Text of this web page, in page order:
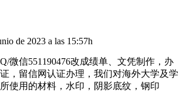
de 2023 a las 15:57h
微信551190476改成绩单、文凭制作，办
，留信网认证办理，我们对海外大学及学
使用的材料，水印，阴影底纹，钢印